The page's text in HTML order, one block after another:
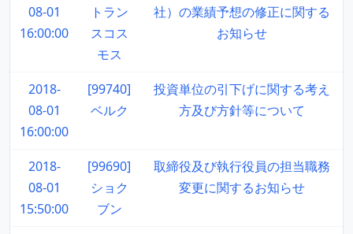
08-01
16:00:00
トラン
スコス
モス
社）の業績予想の修正に関する
お知らせ
2018-
08-01
16:00:00
[99740]
ベルク
投資単位の引下げに関する考え
方及び方針等について
2018-
08-01
15:50:00
[99690]
ショク
ブン
取締役及び執行役員の担当職務
変更に関するお知らせ